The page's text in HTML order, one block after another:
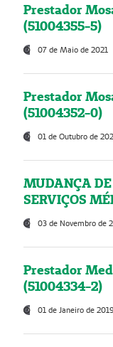
Prestador
(51004355-5)
07 de Maio de 2021
Prestador
(51004352-0)
01 de Outubro de
MUDANÇA
SERVIÇOS
03 de Novembro de
Prestador
(51004334-2)
01 de Janeiro de